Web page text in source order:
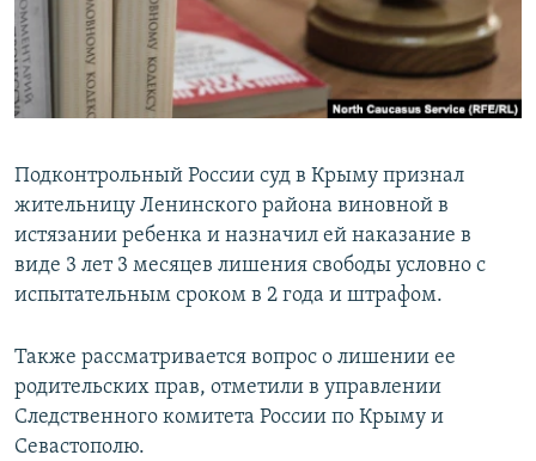
ПОБЕДИТЕЛЕЙ НЕ СУДЯТ?
КРЫМ.НЕПОКОРЕННЫЙ
ELIFBE
ПРИСОЕДИНЯЙТЕСЬ!
Все сайты RFE/RL
Подконтрольный России суд в Крыму признал
жительницу Ленинского района виновной в
истязании ребенка и назначил ей наказание в
виде 3 лет 3 месяцев лишения свободы условно с
испытательным сроком в 2 года и штрафом.
Также рассматривается вопрос о лишении ее
родительских прав, отметили в управлении
Следственного комитета России по Крыму и
Севастополю.